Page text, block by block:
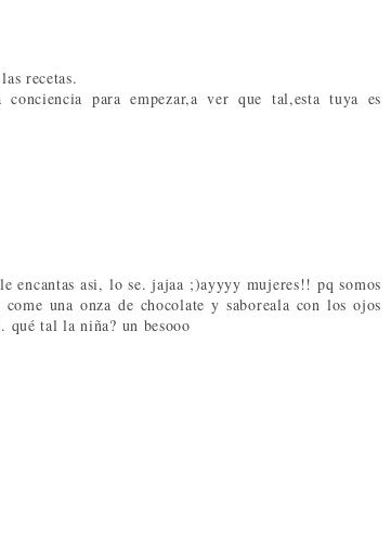
recetas.
para empezar,a ver que tal,esta tuya es
encantas asi, lo se. jajaa ;)ayyyy mujeres!! pq somos
una onza de chocolate y saboreala con los ojos
qué tal la niña? un besooo